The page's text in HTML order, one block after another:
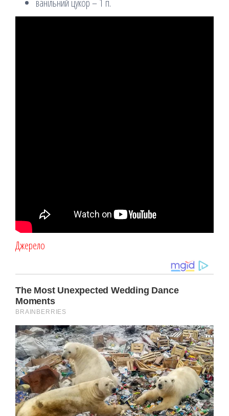
ванільний цукор – 1 п.
Джерело